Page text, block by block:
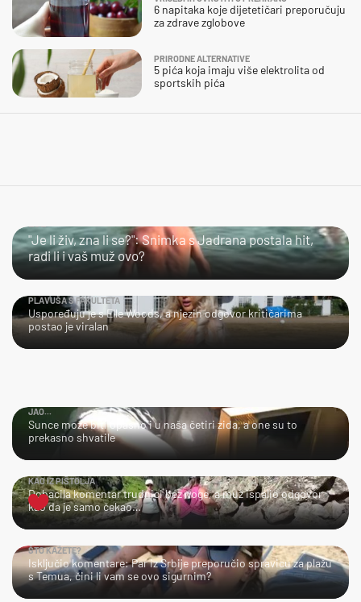
6 napitaka koje dijetetičari preporučuju
za zdrave zglobove
PRIRODNE ALTERNATIVE
5 pića koja imaju više elektrolita od
sportskih pića
LOL
"Je li živ, zna li se?": Snimka s Jadrana postala hit,
radi li i vaš muž ovo?
PLAVUŠA S FAKULTETA
Uspoređuju je s Elle Woods, a njezin odgovor kritičarima
postao je viralan
JAO...
Sunce može biti opasno i u naša četiri zida, a one su to
prekasno shvatile
KAO IZ PIŠTOLJA
Dobacila komentar trudnici bez noge, a muž ispalio odgovor
kao da je samo čekao…
ŠTO KAŽETE?
Isključio komentare: Par iz Srbije preporučio spravicu za plažu
s Temua, čini li vam se ovo sigurnim?